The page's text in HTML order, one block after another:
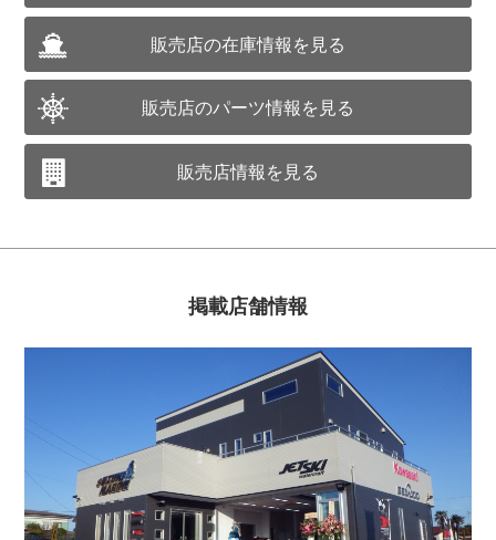
販売店の在庫情報を見る
販売店のパーツ情報を見る
販売店情報を見る
掲載店舗情報